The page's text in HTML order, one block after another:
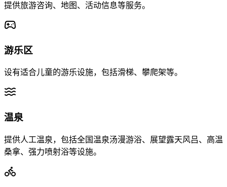
提供旅游咨询、地图、活动信息等服务。
游乐区
设有适合儿童的游乐设施，包括滑梯、攀爬架等。
温泉
提供人工温泉，包括全国温泉汤漫游浴、展望露天风吕、高温
桑拿、强力喷射浴等设施。